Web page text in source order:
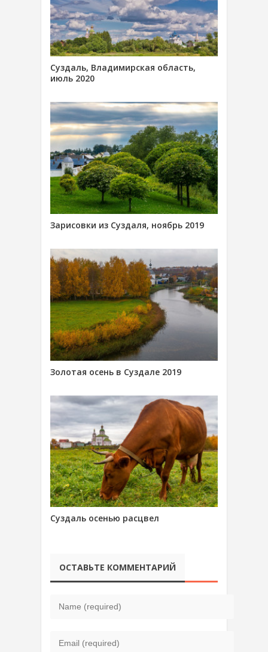
Суздаль, Владимирская область,
июль 2020
Зарисовки из Суздаля, ноябрь 2019
Золотая осень в Суздале 2019
Суздаль осенью расцвел
ОСТАВЬТЕ КОММЕНТАРИЙ